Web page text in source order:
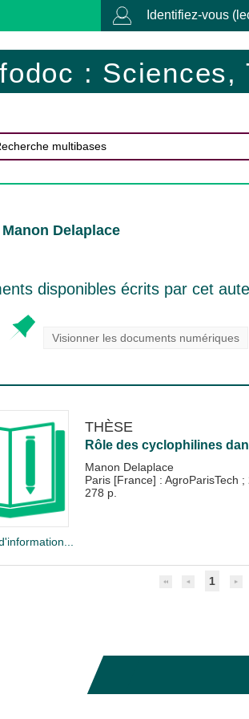
Identifiez-vous
: Sciences,
Delaplace
disponibles écrits par cet
Visionner les documents numériques
THÈSE
Rôle des cyclophilines
Manon Delaplace
Paris [France] : AgroParisTech ;
278 p.
1